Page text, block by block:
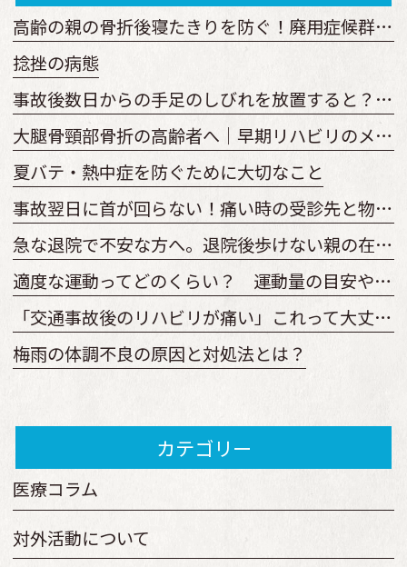
高齢の親の骨折後寝たきりを防ぐ！廃用症候群予防の運動と見守り方
捻挫の病態
事故後数日からの手足のしびれを放置すると？原因と受診の目安
大腿骨頸部骨折の高齢者へ｜早期リハビリのメリットと開始時期を解説
夏バテ・熱中症を防ぐために大切なこと
事故翌日に首が回らない！痛い時の受診先と物損からの変更手順
急な退院で不安な方へ。退院後歩けない親の在宅復帰とリハビリ準備
適度な運動ってどのくらい？ 運動量の目安やどのくらい続けるべきか
「交通事故後のリハビリが痛い」これって大丈夫？ 回復を早めるリハビリとは
梅雨の体調不良の原因と対処法とは？
カテゴリー
医療コラム
対外活動について